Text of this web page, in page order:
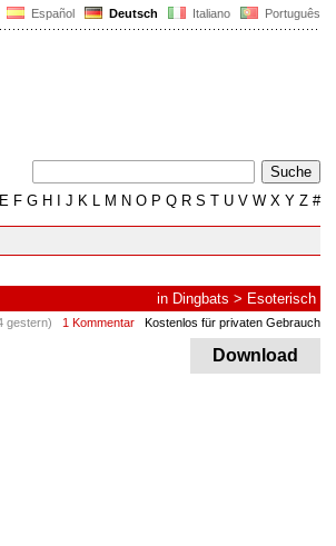
Español Deutsch Italiano Português
E F G H J K L M N O P Q R S T U V W X Y Z #
in Dingbats > Esoterisch
gestern) 1 Kommentar Kostenlos für privaten Gebrauch
Download